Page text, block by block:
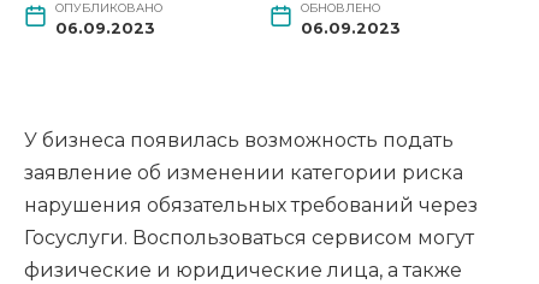
ОПУБЛИКОВАНО
06.09.2023
ОБНОВЛЕНО
06.09.2023
У бизнеса появилась возможность подать
заявление об изменении категории риска
нарушения обязательных требований через
Госуслуги. Воспользоваться сервисом могут
физические и юридические лица, а также